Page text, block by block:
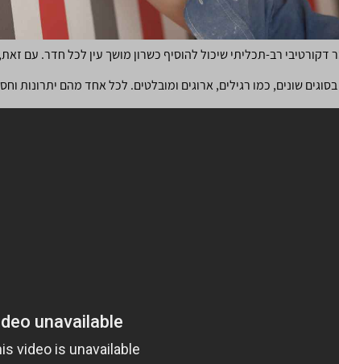
רב-תכליתי שיכול להוסיף כשרון מושך עין לכל חדר. עם
שונים, כמו רגילים, ארוגים ומובלטים. לכל אחד מהם יתרונות